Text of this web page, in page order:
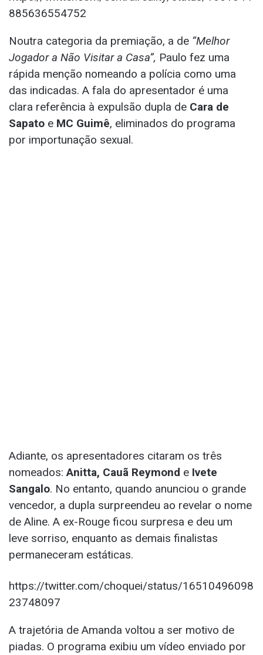
885636554752
Noutra categoria da premiação, a de “Melhor
Jogador a Não Visitar a Casa”, Paulo fez uma
rápida menção nomeando a polícia como uma
das indicadas. A fala do apresentador é uma
clara referência à expulsão dupla de Cara de
Sapato e MC Guimê, eliminados do programa
por importunação sexual.
Adiante, os apresentadores citaram os três
nomeados: Anitta, Cauã Reymond e Ivete
Sangalo. No entanto, quando anunciou o grande
vencedor, a dupla surpreendeu ao revelar o nome
de Aline. A ex-Rouge ficou surpresa e deu um
leve sorriso, enquanto as demais finalistas
permaneceram estáticas.
https://twitter.com/choquei/status/16510496098
23748097
A trajetória de Amanda voltou a ser motivo de
piadas. O programa exibiu um vídeo enviado por